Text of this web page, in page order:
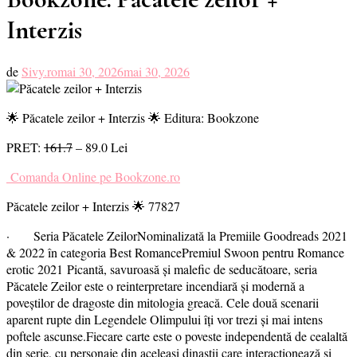
Interzis
de Sivy.romai 30, 2026mai 30, 2026
🌟 Păcatele zeilor + Interzis 🌟 Editura: Bookzone
PRET: 161.7– 89.0 Lei
Comanda Online pe Bookzone.ro
Păcatele zeilor + Interzis 🌟 77827
· Seria Păcatele ZeilorNominalizată la Premiile Goodreads 2021
& 2022 în categoria Best RomancePremiul Swoon pentru Romance
erotic 2021 Picantă, savuroasă și malefic de seducătoare, seria
Păcatele Zeilor este o reinterpretare incendiară și modernă a
poveștilor de dragoste din mitologia greacă. Cele două scenarii
aparent rupte din Legendele Olimpului îți vor trezi și mai intens
poftele ascunse.Fiecare carte este o poveste independentă de cealaltă
din serie, cu personaje din aceleași dinastii care interacționează și